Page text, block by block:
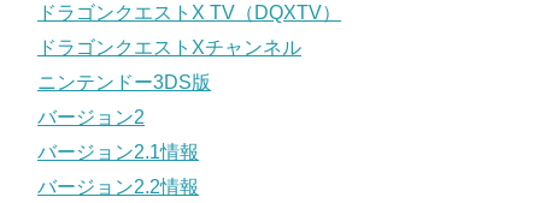
ドラゴンクエストX TV（DQXTV）
ドラゴンクエストXチャンネル
ニンテンドー3DS版
バージョン2
バージョン2.1情報
バージョン2.2情報